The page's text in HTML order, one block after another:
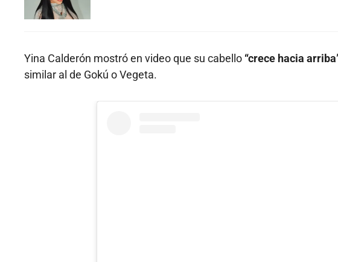
Yina Calderón mostró en video que su cabello “crece hacia
similar al de Gokú o Vegeta.